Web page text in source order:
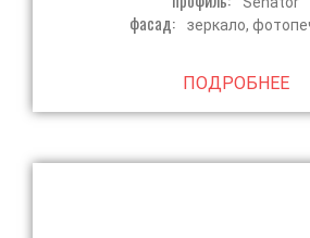
фасад: зеркало,
ПОДРОБНЕЕ